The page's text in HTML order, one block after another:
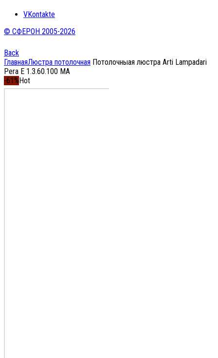
VKontakte
© СФЕРОН 2005-2026
Back
ГлавнаяЛюстра потолочная Потолочныая люстра Arti Lampadari
Pera E 1.3.60.100 MA
-61% Hot